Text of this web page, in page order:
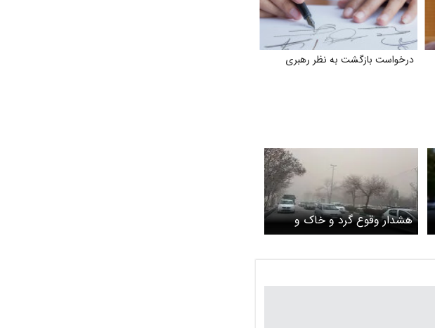
درخواست بازگشت به نظر رهبری
هشدار وقوع گرد و خاک و
تشدید آلودگی هوا در تهران